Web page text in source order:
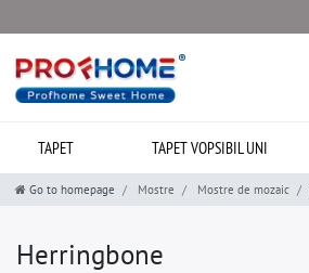
TAPET TAPET VOPSIBIL UNI
Go to homepage Mostre Mostre de mozaic
Herringbone